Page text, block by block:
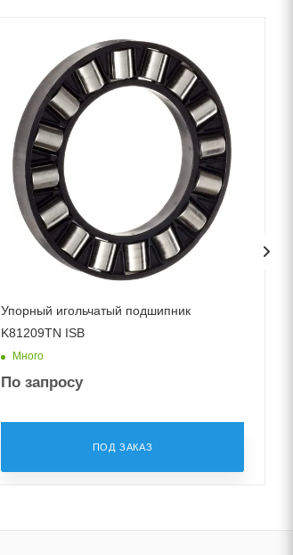
Упорный игольчатый подшипник
K81209TN ISB
Много
По запросу
ПОД ЗАКАЗ